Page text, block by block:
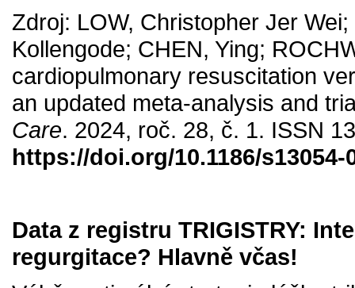
Zdroj: LOW, Christopher Jer
Kollengode; CHEN, Ying;
cardiopulmonary resuscitation
an updated meta-analysis and
Care. 2024, roč. 28, č. 1. ISSN
https://doi.org/10.1186/s13054-
Data z registru TRIGISTRY:
regurgitace? Hlavně včas!